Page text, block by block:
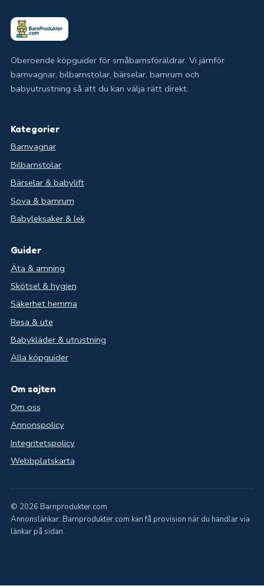
Oberoende köpguider för småbarnsföräldrar. Vi jämför
barnvagnar, bilbarnstolar, bärselar, barnrum och
babyutrustning så att du kan välja rätt direkt.
Kategorier
Barnvagnar
Bilbarnstolar
Bärselar & babylift
Sova & barnrum
Babyleksaker & lek
Guider
Äta & amning
Skötsel & hygien
Säkerhet hemma
Resa & ute
Babykläder & utrustning
Alla köpguider
Om sajten
Om oss
Annonspolicy
Integritetspolicy
Webbplatskarta
© 2026 Barnprodukter.com
Annonslänkar: Barnprodukter.com kan få provision när du handlar via
länkar på sidan.